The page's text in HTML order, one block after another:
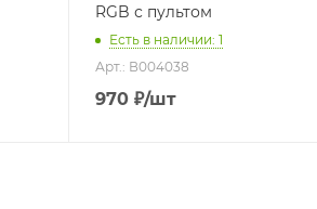
RGB с пультом
Есть в наличии: 1
Арт.: В004038
970₽/шт